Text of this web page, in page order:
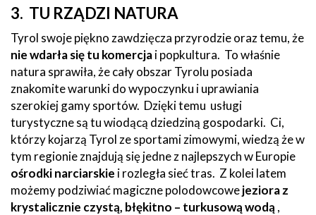
3. TU RZĄDZI NATURA
Tyrol swoje piękno zawdzięcza przyrodzie oraz temu, że
nie wdarła się tu komercjai popkultura. To właśnie
natura sprawiła, że cały obszar Tyrolu posiada
znakomite warunki do wypoczynku i uprawiania
szerokiej gamy sportów. Dzięki temu usługi
turystyczne są tu wiodącą dziedziną gospodarki. Ci,
którzy kojarzą Tyrol ze sportami zimowymi, wiedzą że w
tym regionie znajdują się jedne z najlepszych w Europie
ośrodki narciarskie i rozległa sieć tras. Z kolei latem
możemy podziwiać magiczne polodowcowejeziora z
krystalicznie czystą, błękitno – turkusową wodą ,